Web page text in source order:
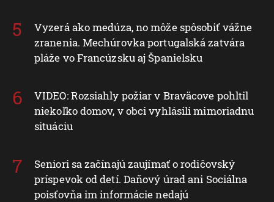
Vyzerá ako medúza, no môže spôsobiť vážne
zranenia. Mechúrovka portugalská zatvára
pláže vo Francúzsku aj Španielsku
VIDEO: Rozsiahly požiar v Braväcove pohltil
niekoľko domov, v obci vyhlásili mimoriadnu
situáciu
Seniori sa začínajú zaujímať o rodičovský
príspevok od detí. Daňový úrad ani Sociálna
poisťovňa im informácie nedajú